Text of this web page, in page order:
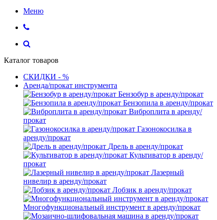
Меню
Каталог товаров
СКИДКИ - %
Аренда/прокат инструмента
Бензобур в аренду/прокат
Бензопила в аренду/прокат
Виброплита в аренду/
прокат
Газонокосилка в
аренду/прокат
Дрель в аренду/прокат
Культиватор в аренду/
прокат
Лазерный
нивелир в аренду/прокат
Лобзик в аренду/прокат
Многофункциональный инструмент в аренду/прокат